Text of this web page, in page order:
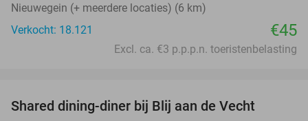
Nieuwegein (+ meerdere locaties) (6 km)
Verkocht: 18.121
€45
Excl. ca. €3 p.p.p.n. toeristenbelasting
Shared dining-diner bij Blij aan de Vecht